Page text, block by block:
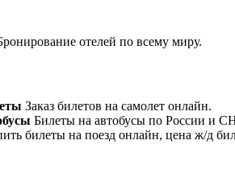
отелей по всему миру.
Заказ билетов на самолет онлайн.
Билеты на автобусы по России и
билеты на поезд онлайн, цена ж/д